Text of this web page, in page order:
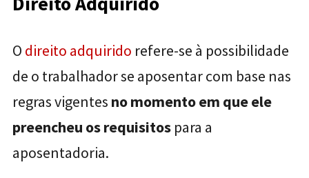
O direito adquirido refere-se à possibilidade
de o trabalhador se aposentar com base nas
regras vigentes no momento em que ele
preencheu os requisitos para a
aposentadoria.